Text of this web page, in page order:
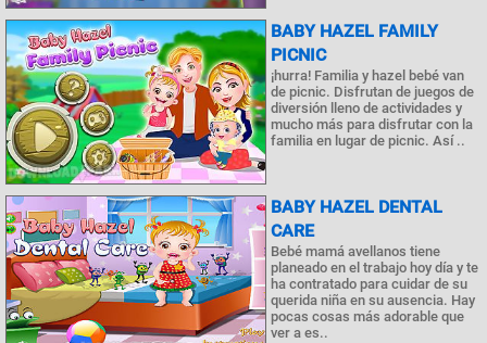
BABY HAZEL FAMILY
PICNIC
¡hurra! Familia y hazel bebé van
de picnic. Disfrutan de juegos de
diversión lleno de actividades y
mucho más para disfrutar con la
familia en lugar de picnic. Así ..
BABY HAZEL DENTAL
CARE
Bebé mamá avellanos tiene
planeado en el trabajo hoy día y te
ha contratado para cuidar de su
querida niña en su ausencia. Hay
pocas cosas más adorable que
ver a es..